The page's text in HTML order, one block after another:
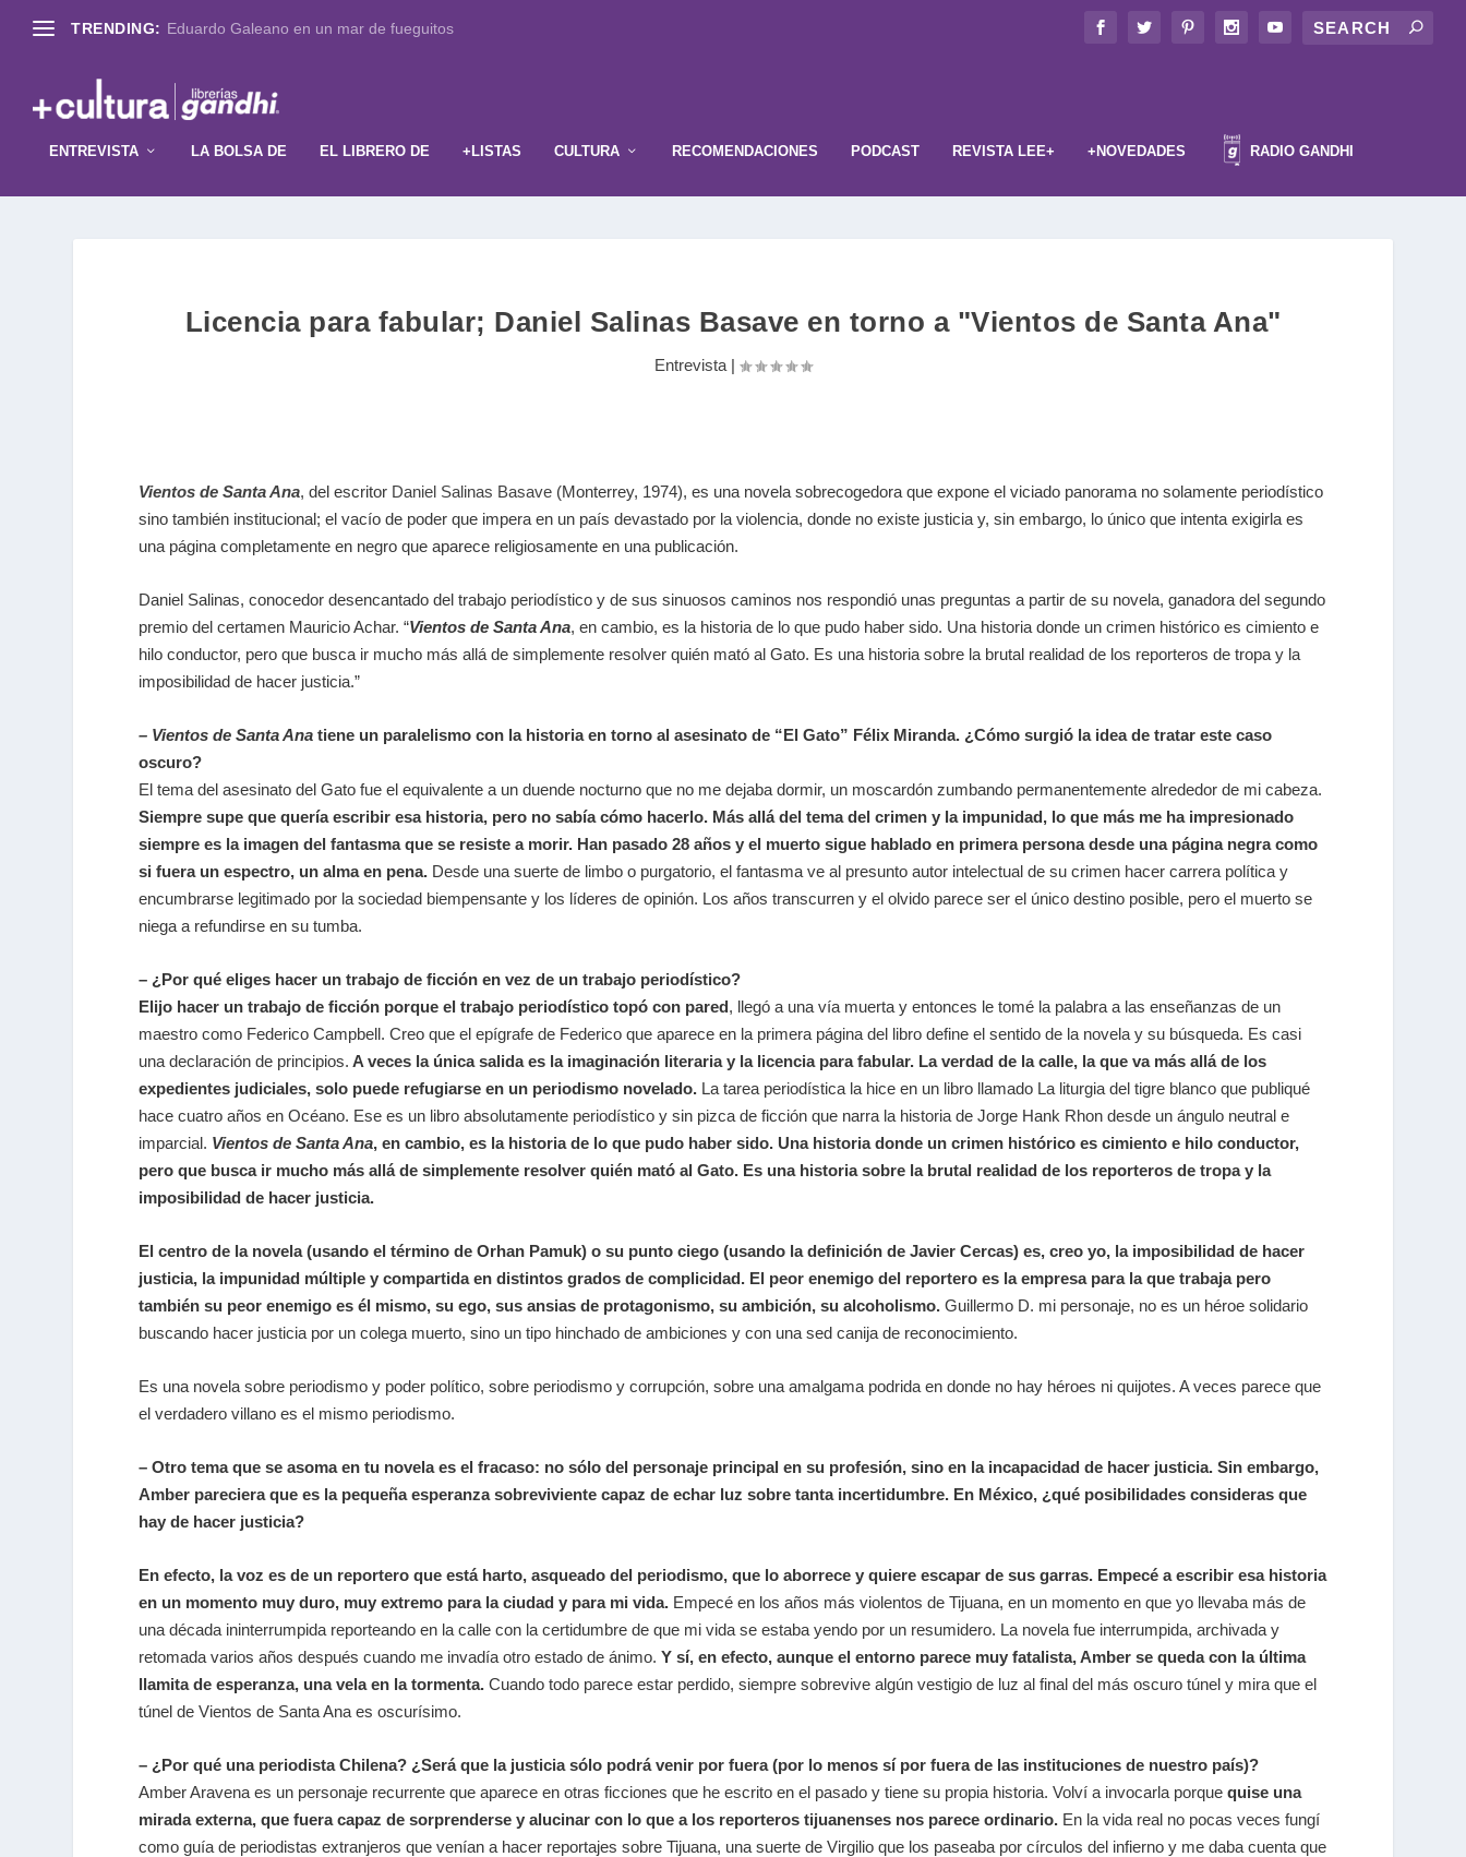
TRENDING: Eduardo Galeano en un mar de fueguitos
ENTREVISTA LA BOLSA DE EL LIBRERO DE +LISTAS CULTURA RECOMENDACIONES PODCAST REVISTA LEE+ +NOVEDADES RADIO GANDHI
Licencia para fabular; Daniel Salinas Basave en torno a "Vientos de Santa Ana"
Entrevista |
Vientos de Santa Ana, del escritor Daniel Salinas Basave (Monterrey, 1974), es una novela sobrecogedora que expone el viciado panorama no solamente periodístico
sino también institucional; el vacío de poder que impera en un país devastado por la violencia, donde no existe justicia y, sin embargo, lo único que intenta exigirla es
una página completamente en negro que aparece religiosamente en una publicación.
Daniel Salinas, conocedor desencantado del trabajo periodístico y de sus sinuosos caminos nos respondió unas preguntas a partir de su novela, ganadora del segundo
premio del certamen Mauricio Achar. “Vientos de Santa Ana, en cambio, es la historia de lo que pudo haber sido. Una historia donde un crimen histórico es cimiento e
hilo conductor, pero que busca ir mucho más allá de simplemente resolver quién mató al Gato. Es una historia sobre la brutal realidad de los reporteros de tropa y la
imposibilidad de hacer justicia.”
– Vientos de Santa Ana tiene un paralelismo con la historia en torno al asesinato de “El Gato” Félix Miranda. ¿Cómo surgió la idea de tratar este caso
oscuro?
El tema del asesinato del Gato fue el equivalente a un duende nocturno que no me dejaba dormir, un moscardón zumbando permanentemente alrededor de mi cabeza.
Siempre supe que quería escribir esa historia, pero no sabía cómo hacerlo. Más allá del tema del crimen y la impunidad, lo que más me ha impresionado
siempre es la imagen del fantasma que se resiste a morir. Han pasado 28 años y el muerto sigue hablado en primera persona desde una página negra como
si fuera un espectro, un alma en pena. Desde una suerte de limbo o purgatorio, el fantasma ve al presunto autor intelectual de su crimen hacer carrera política y
encumbrarse legitimado por la sociedad biempensante y los líderes de opinión. Los años transcurren y el olvido parece ser el único destino posible, pero el muerto se
niega a refundirse en su tumba.
– ¿Por qué eliges hacer un trabajo de ficción en vez de un trabajo periodístico?
Elijo hacer un trabajo de ficción porque el trabajo periodístico topó con pared, llegó a una vía muerta y entonces le tomé la palabra a las enseñanzas de un
maestro como Federico Campbell. Creo que el epígrafe de Federico que aparece en la primera página del libro define el sentido de la novela y su búsqueda. Es casi
una declaración de principios. A veces la única salida es la imaginación literaria y la licencia para fabular. La verdad de la calle, la que va más allá de los
expedientes judiciales, solo puede refugiarse en un periodismo novelado. La tarea periodística la hice en un libro llamado La liturgia del tigre blanco que publiqué
hace cuatro años en Océano. Ese es un libro absolutamente periodístico y sin pizca de ficción que narra la historia de Jorge Hank Rhon desde un ángulo neutral e
imparcial. Vientos de Santa Ana, en cambio, es la historia de lo que pudo haber sido. Una historia donde un crimen histórico es cimiento e hilo conductor,
pero que busca ir mucho más allá de simplemente resolver quién mató al Gato. Es una historia sobre la brutal realidad de los reporteros de tropa y la
imposibilidad de hacer justicia.
El centro de la novela (usando el término de Orhan Pamuk) o su punto ciego (usando la definición de Javier Cercas) es, creo yo, la imposibilidad de hacer
justicia, la impunidad múltiple y compartida en distintos grados de complicidad. El peor enemigo del reportero es la empresa para la que trabaja pero
también su peor enemigo es él mismo, su ego, sus ansias de protagonismo, su ambición, su alcoholismo.Guillermo D. mi personaje, no es un héroe solidario
buscando hacer justicia por un colega muerto, sino un tipo hinchado de ambiciones y con una sed canija de reconocimiento.
Es una novela sobre periodismo y poder político, sobre periodismo y corrupción, sobre una amalgama podrida en donde no hay héroes ni quijotes. A veces parece que
el verdadero villano es el mismo periodismo.
– Otro tema que se asoma en tu novela es el fracaso: no sólo del personaje principal en su profesión, sino en la incapacidad de hacer justicia. Sin embargo,
Amber pareciera que es la pequeña esperanza sobreviviente capaz de echar luz sobre tanta incertidumbre. En México, ¿qué posibilidades consideras que
hay de hacer justicia?
En efecto, la voz es de un reportero que está harto, asqueado del periodismo, que lo aborrece y quiere escapar de sus garras. Empecé a escribir esa historia
en un momento muy duro, muy extremo para la ciudad y para mi vida. Empecé en los años más violentos de Tijuana, en un momento en que yo llevaba más de
una década ininterrumpida reporteando en la calle con la certidumbre de que mi vida se estaba yendo por un resumidero. La novela fue interrumpida, archivada y
retomada varios años después cuando me invadía otro estado de ánimo.Y sí, en efecto, aunque el entorno parece muy fatalista, Amber se queda con la última
llamita de esperanza, una vela en la tormenta.Cuando todo parece estar perdido, siempre sobrevive algún vestigio de luz al final del más oscuro túnel y mira que el
túnel de Vientos de Santa Ana es oscurísimo.
– ¿Por qué una periodista Chilena? ¿Será que la justicia sólo podrá venir por fuera (por lo menos sí por fuera de las instituciones de nuestro país)?
Amber Aravena es un personaje recurrente que aparece en otras ficciones que he escrito en el pasado y tiene su propia historia. Volví a invocarla porquequise una
mirada externa, que fuera capaz de sorprenderse y alucinar con lo que a los reporteros tijuanenses nos parece ordinario. En la vida real no pocas veces fungí
como guía de periodistas extranjeros que venían a hacer reportajes sobre Tijuana, una suerte de Virgilio que los paseaba por círculos del infierno y me daba cuenta que